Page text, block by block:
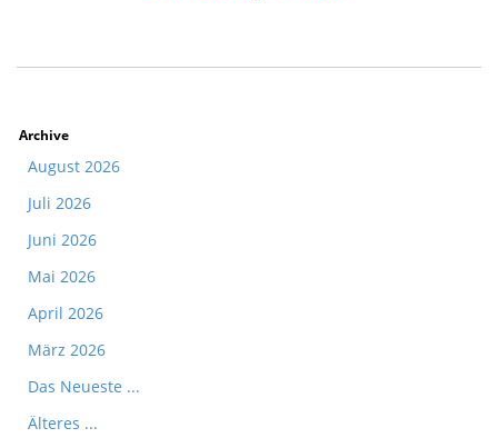
Archive
August 2026
Juli 2026
Juni 2026
Mai 2026
April 2026
März 2026
Das Neueste ...
Älteres ...